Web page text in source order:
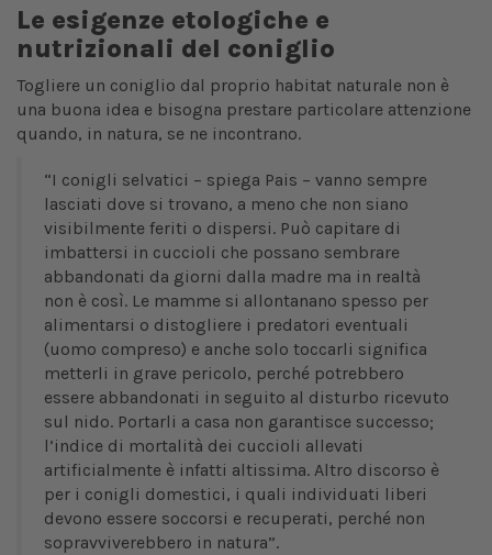
Le esigenze etologiche e
nutrizionali del coniglio
Togliere un coniglio dal proprio habitat naturale non è
una buona idea e bisogna prestare particolare attenzione
quando, in natura, se ne incontrano.
“I conigli selvatici – spiega Pais – vanno sempre
lasciati dove si trovano, a meno che non siano
visibilmente feriti o dispersi. Può capitare di
imbattersi in cuccioli che possano sembrare
abbandonati da giorni dalla madre ma in realtà
non è così. Le mamme si allontanano spesso per
alimentarsi o distogliere i predatori eventuali
(uomo compreso) e anche solo toccarli significa
metterli in grave pericolo, perché potrebbero
essere abbandonati in seguito al disturbo ricevuto
sul nido. Portarli a casa non garantisce successo;
l’indice di mortalità dei cuccioli allevati
artificialmente è infatti altissima. Altro discorso è
per i conigli domestici, i quali individuati liberi
devono essere soccorsi e recuperati, perché non
sopravviverebbero in natura”.